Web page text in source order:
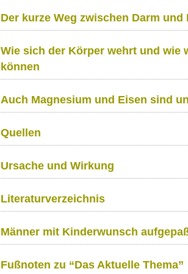
Der kurze Weg zwischen Darm und
Wie sich der Körper wehrt und wie
können
Auch Magnesium und Eisen sind
Quellen
Ursache und Wirkung
Literaturverzeichnis
Männer mit Kinderwunsch
Fußnoten zu “Das Aktuelle Thema”